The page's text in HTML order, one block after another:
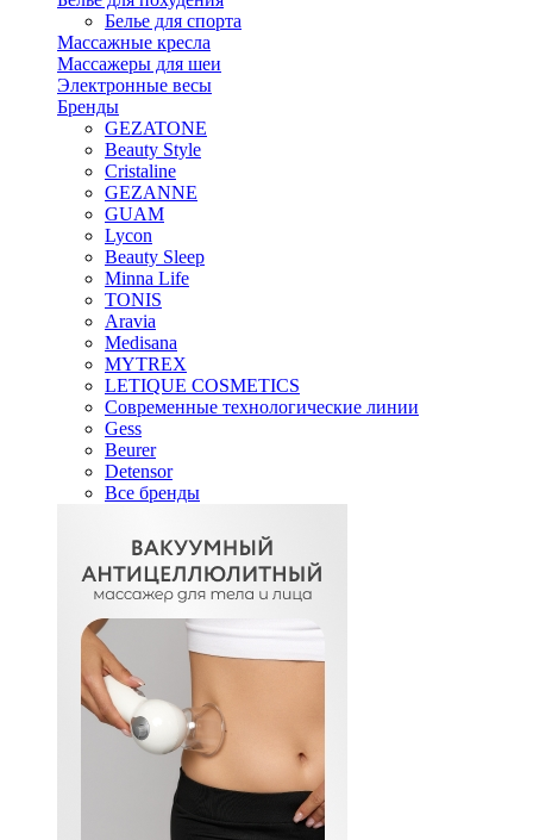
Белье для спорта
Массажные кресла
Массажеры для шеи
Электронные весы
Бренды
GEZATONE
Beauty Style
Cristaline
GEZANNE
GUAM
Lycon
Beauty Sleep
Minna Life
TONIS
Aravia
Medisana
MYTREX
LETIQUE COSMETICS
Современные технологические линии
Gess
Beurer
Detensor
Все бренды